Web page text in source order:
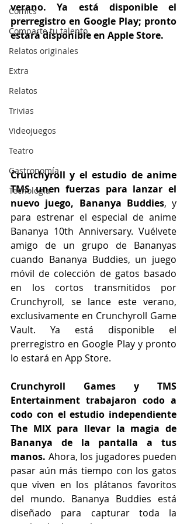
Cómics
Comparte tu talento
Relatos originales
Extra
Relatos
Trivias
Videojuegos
Teatro
Gastronomía
Tecnología
verano. Ya está disponible el
prerregistro en Google Play; pronto
estará disponible en Apple Store.
Crunchyroll y el estudio de anime
TMS unen fuerzas para lanzar el
nuevo juego, Bananya Buddies, y
para estrenar el especial de anime
Bananya 10th Anniversary. Vuélvete
amigo de un grupo de Bananyas
cuando Bananya Buddies, un juego
móvil de colección de gatos basado
en los cortos transmitidos por
Crunchyroll, se lance este verano,
exclusivamente en Crunchyroll Game
Vault. Ya está disponible el
prerregistro en Google Play y pronto
lo estará en App Store.
Crunchyroll Games y TMS
Entertainment trabajaron codo a
codo con el estudio independiente
The MIX para llevar la magia de
Bananya de la pantalla a tus
manos. Ahora, los jugadores pueden
pasar aún más tiempo con los gatos
que viven en los plátanos favoritos
del mundo. Bananya Buddies está
diseñado para capturar toda la